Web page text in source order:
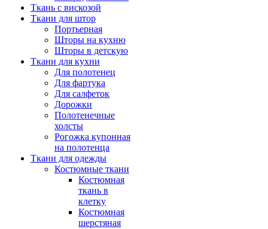
Ткань с вискозой
Ткани для штор
Портьерная
Шторы на кухню
Шторы в детскую
Ткани для кухни
Для полотенец
Для фартука
Для салфеток
Дорожки
Полотенечные
холсты
Рогожка купонная
на полотенца
Ткани для одежды
Костюмные ткани
Костюмная
ткань в
клетку
Костюмная
шерстяная